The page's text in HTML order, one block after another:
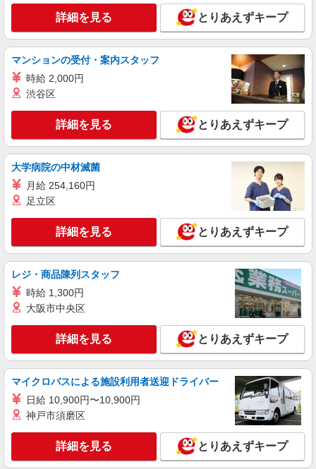
パート 派遣社員
日研トータルソーシング株式会社 メディカルケア事業部/名古屋オフ
ィス
未経験・無資格OKの介護スタッフ
時給1,450円〜1,750円 ★週払いOK（規定あ
り） ※給与幅は経験・能力による
愛知県名古屋市中区 【最寄駅】大須観音駅 ★
勤務地は3000ヶ所以上★ 自宅から通いやすいエリ
アなど、お好きな勤務地をお選び下さい！！
キープ 詳細を見る
派遣社員
（株）ウィルオブ・ワークCW 名古屋支店/ms230101
生活サポート
時給1400円 ◆前払い・日払い・週払いOK
愛知県名古屋市中区
キープ 詳細を見る
株式会社kotrio /●NG-H-2029812
日収1.2万円〜可★「とにかく収入重視!」が叶
う高時給の有料住宅
時給1500円〜2125円 ＜日払い有/週払い有/交
通費全支給(ガソリン代含む)＞
キープ 詳細を見る
詳細を見る とりあえずキープ
マンションの受付・案内スタッフ
時給 2,000円
渋谷区
詳細を見る とりあえずキープ
大学病院の中材滅菌
月給 254,160円
足立区
詳細を見る とりあえずキープ
レジ・商品陳列スタッフ
時給 1,300円
大阪市中央区
詳細を見る とりあえずキープ
マイクロバスによる施設利用者送迎ドライバー
日給 10,900円〜10,900円
神戸市須磨区
詳細を見る とりあえずキープ